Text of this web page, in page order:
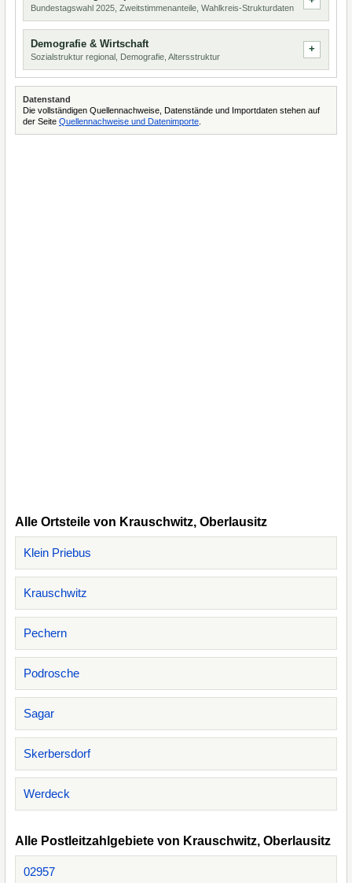
Bundestagswahl 2025, Zweitstimmenanteile, Wahlkreis-Strukturdaten
Demografie & Wirtschaft
Sozialstruktur regional, Demografie, Altersstruktur
Datenstand
Die vollständigen Quellennachweise, Datenstände und Importdaten stehen auf
der Seite Quellennachweise und Datenimporte
Alle Ortsteile von Krauschwitz, Oberlausitz
Klein Priebus
Krauschwitz
Pechern
Podrosche
Sagar
Skerbersdorf
Werdeck
Alle Postleitzahlgebiete von Krauschwitz, Oberlausitz
02957